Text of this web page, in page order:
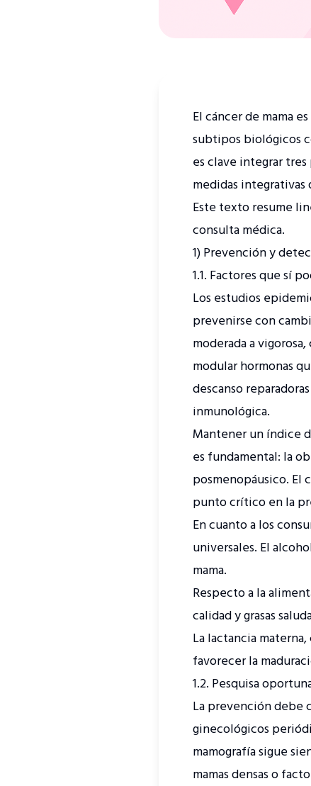
El cáncer de mama
subtipos biológicos
es clave integrar
medidas
Este texto resume
consulta médica.
1) Prevención y
1.1. Factores que sí
Los estudios
prevenirse con
moderada a
modular hormonas
descanso
inmunológica.
Mantener un índice
es fundamental: la
posmenopáusico. El
punto crítico en la
En cuanto a los
universales. El
mama.
Respecto a la
calidad y grasas
La lactancia
favorecer la
1.2. Pesquisa
La prevención debe
ginecológicos
mamografía sigue
mamas densas o